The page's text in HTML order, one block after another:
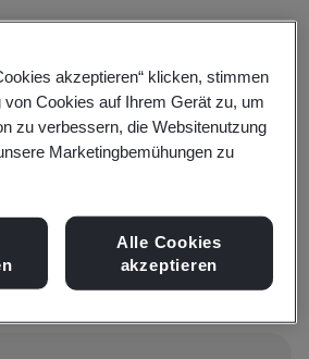
akzeptieren“ klicken, stimmen
von Cookies auf Ihrem Gerät zu, um
zu verbessern, die Websitenutzung
Marketingbemühungen zu
Alle Cookies
akzeptieren